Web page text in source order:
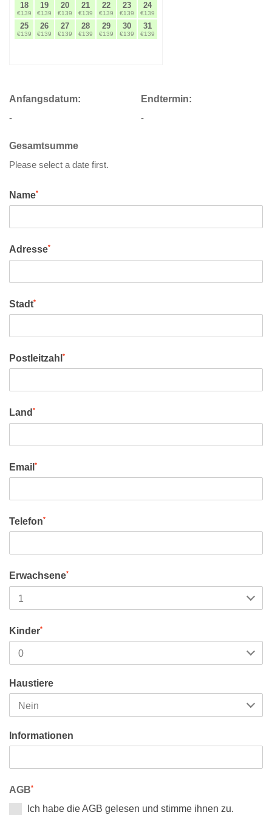
18
€139
19
€139
20
€139
21
€139
22
€139
23
€139
24
€139
25
€139
26
€139
27
€139
28
€139
29
€139
30
€139
31
€139
Anfangsdatum:
-
Endtermin:
-
Gesamtsumme
Please select a date first.
Name*
Adresse*
Stadt*
Postleitzahl *
Land *
Email *
Telefon*
Erwachsene*
Kinder*
Haustiere
Informationen
AGB*
Ich habe die AGB gelesen und stimme ihnen zu.